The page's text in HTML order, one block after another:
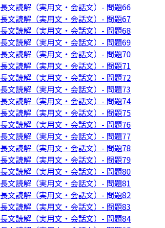
長文読解（実用文・会話文）- 問題66
長文読解（実用文・会話文）- 問題67
長文読解（実用文・会話文）- 問題68
長文読解（実用文・会話文）- 問題69
長文読解（実用文・会話文）- 問題70
長文読解（実用文・会話文）- 問題71
長文読解（実用文・会話文）- 問題72
長文読解（実用文・会話文）- 問題73
長文読解（実用文・会話文）- 問題74
長文読解（実用文・会話文）- 問題75
長文読解（実用文・会話文）- 問題76
長文読解（実用文・会話文）- 問題77
長文読解（実用文・会話文）- 問題78
長文読解（実用文・会話文）- 問題79
長文読解（実用文・会話文）- 問題80
長文読解（実用文・会話文）- 問題81
長文読解（実用文・会話文）- 問題82
長文読解（実用文・会話文）- 問題83
長文読解（実用文・会話文）- 問題84